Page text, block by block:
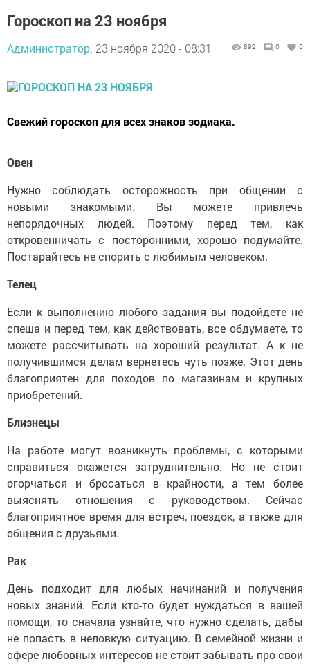
Гороскоп на 23 ноября
Администратор, 23 ноября 2020 - 08:31 892 0 0
Свежий гороскоп для всех знаков зодиака.
Овен
Нужно соблюдать осторожность при общении с
новыми знакомыми. Вы можете привлечь
непорядочных людей. Поэтому перед тем, как
откровенничать с посторонними, хорошо подумайте.
Постарайтесь не спорить с любимым человеком.
Телец
Если к выполнению любого задания вы подойдете не
спеша и перед тем, как действовать, все обдумаете, то
можете рассчитывать на хороший результат. А к не
получившимся делам вернетесь чуть позже. Этот день
благоприятен для походов по магазинам и крупных
приобретений.
Близнецы
На работе могут возникнуть проблемы, с которыми
справиться окажется затруднительно. Но не стоит
огорчаться и бросаться в крайности, а тем более
выяснять отношения с руководством. Сейчас
благоприятное время для встреч, поездок, а также для
общения с друзьями.
Рак
День подходит для любых начинаний и получения
новых знаний. Если кто-то будет нуждаться в вашей
помощи, то сначала узнайте, что нужно сделать, дабы
не попасть в неловкую ситуацию. В семейной жизни и
сфере любовных интересов не стоит забывать про свои